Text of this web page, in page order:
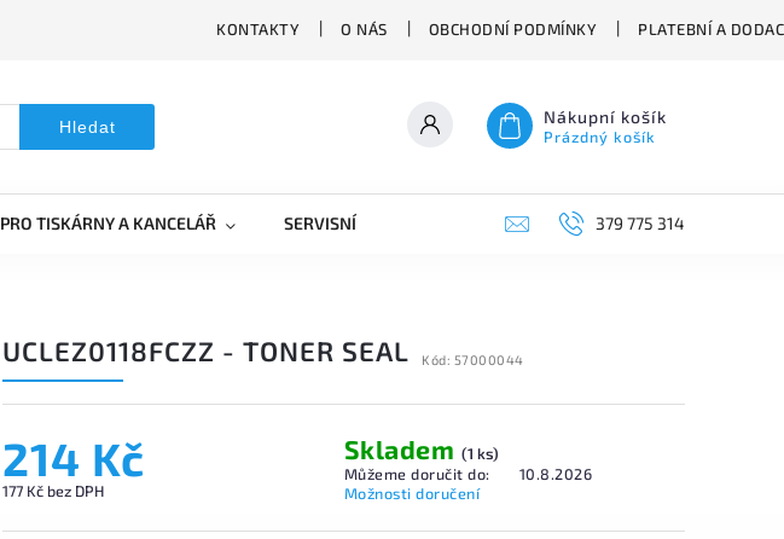
KONTAKTY O NÁS OBCHODNÍ PODMÍNKY PLATEBNÍ A
Hledat Nákupní košík
Prázdný košík
PRO TISKÁRNY A KANCELÁŘ SERVISNÍ VYSAVAČE 379 775 314
UCLEZ0118FCZZ - TONER SEAL Kód: 57000044
214 Kč
177 Kč bez DPH
Skladem (1 ks)
Můžeme doručit do:
10.8.2026
Možnosti doručení